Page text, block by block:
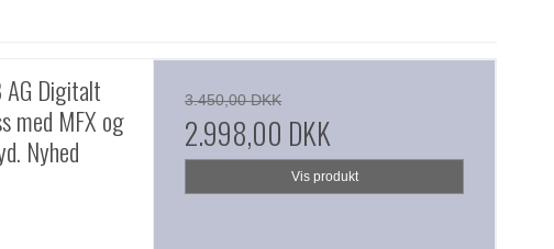
Digitalt
med MFX og
Nyhed
3.450,00 DKK
2.998,00 DKK
Vis produkt